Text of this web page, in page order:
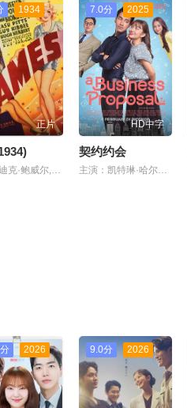
1934
正片
主演：迪克·鲍威尔,鲁比·基勒,Hugh,Herbert
7.0分 2025
HD中字
契约约会
主演：凯特琳·哈尔德曼,艾丽尔·塔图姆,Abidzar·Al·Ghifari
2026 9.0分 2026